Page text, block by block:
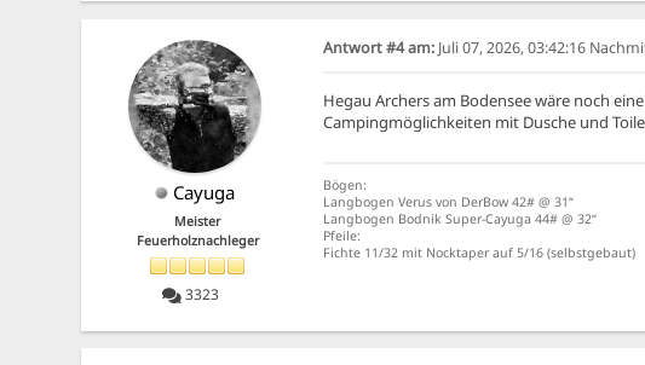
Cayuga
Meister
Feuerholznachleger
3323
Antwort #4 am:Juli 07, 2026, 03:42:16
Hegau Archers am Bodensee wäre noch
Campingmöglichkeiten mit Dusche und
Bögen:
Langbogen Verus von DerBow 42# @ 31“
Langbogen Bodnik Super-Cayuga 44# @ 32“
Pfeile:
Fichte 11/32 mit Nocktaper auf 5/16 (selbstgebaut)